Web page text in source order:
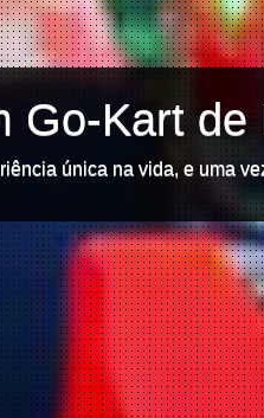
Go-Kart
única na vida, e uma